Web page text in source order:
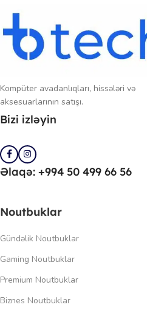
Kompüter avadanlıqları, hissələri və
aksesuarlarının satışı.
Bizi izləyin
Əlaqə: +994 50 499 66 56
Noutbuklar
Gündəlik Noutbuklar
Gaming Noutbuklar
Premium Noutbuklar
Biznes Noutbuklar